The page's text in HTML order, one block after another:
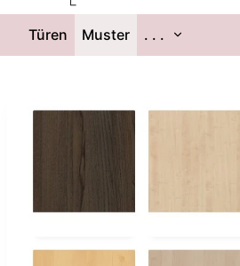
Türen Muster . . .